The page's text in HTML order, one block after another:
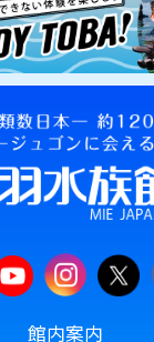
館内案内